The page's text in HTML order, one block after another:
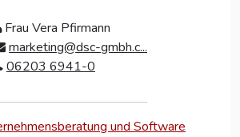
Frau Vera Pfirmann
marketing@dsc-gmbh.c...
06203 6941-0
und Software